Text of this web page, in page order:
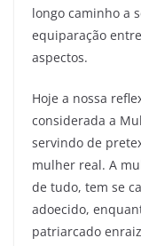
longo caminho a
equiparação
aspectos.
Hoje a nossa
considerada a
servindo de
mulher real. A
de tudo, tem se
adoecido,
patriarcado